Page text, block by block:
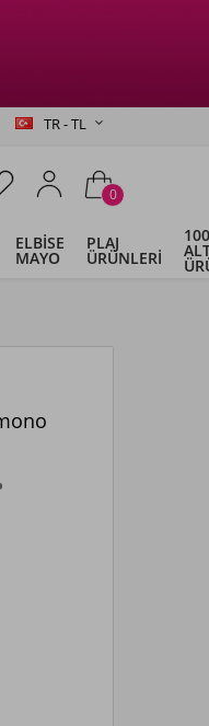
TR - TL
0
ELBİSE
MAYO
PLAJ
ÜRÜNLERİ